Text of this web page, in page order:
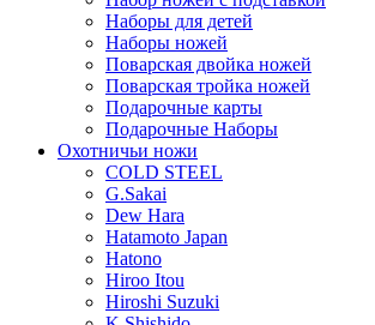
Наборы для детей
Наборы ножей
Поварская двойка ножей
Поварская тройка ножей
Подарочные карты
Подарочные Наборы
Охотничьи ножи
COLD STEEL
G.Sakai
Dew Hara
Hatamoto Japan
Hatono
Hiroo Itou
Hiroshi Suzuki